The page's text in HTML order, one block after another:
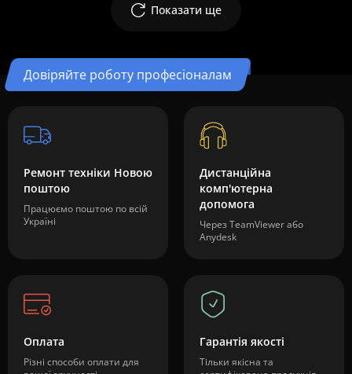
Показати ще
Довіряйте роботу професіоналам
Ремонт техніки Новою
поштою
Працюємо поштою по всій
Україні
Дистанційна
комп'ютерна
допомога
Через TeamViewer або
Anydesk
Оплата
Різні способи оплати для
Гарантія якості
Тільки якісна та